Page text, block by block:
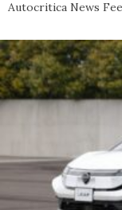
Autocritica News